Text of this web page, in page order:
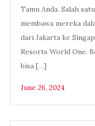
Tamu Anda. Salah
membawa mereka
dari Jakarta ke
Resorts World One.
bisa […]
June 26, 2024